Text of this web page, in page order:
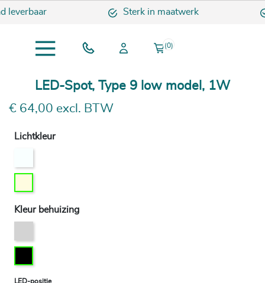
leverbaar Sterk in maatwerk
(0)
LED-Spot, Type 9 low model, 1W
€ 64,00 excl. BTW
Lichtkleur
Kleur behuizing
LED-positie